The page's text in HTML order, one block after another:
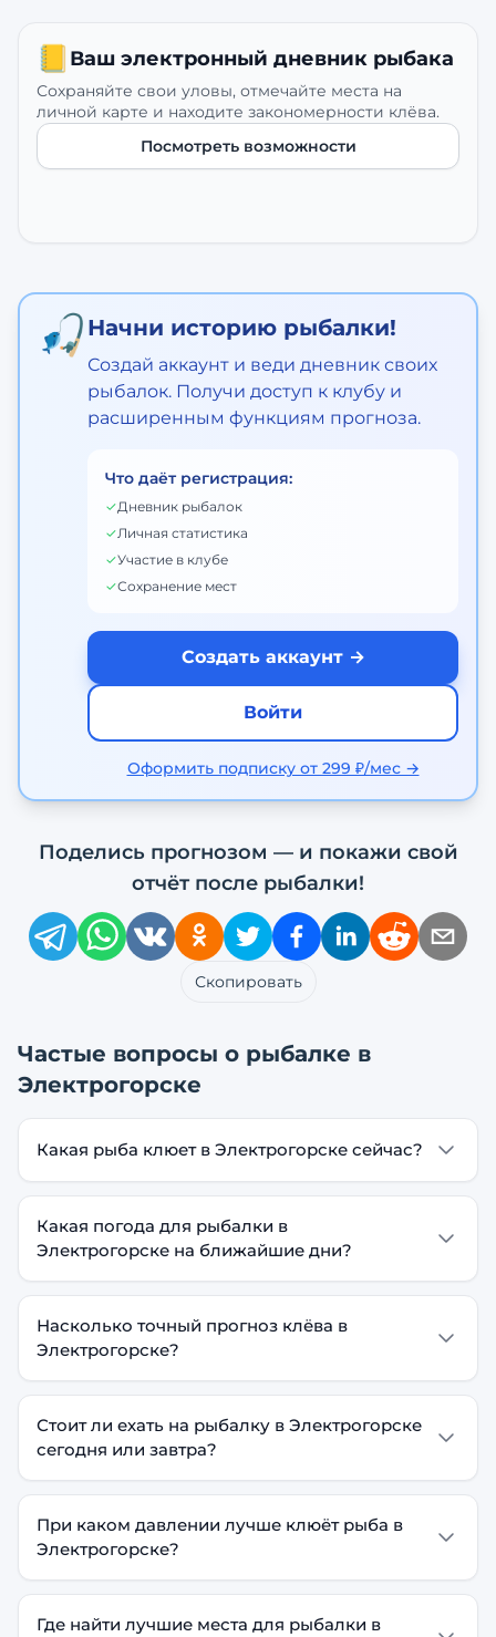
📒 Ваш электронный дневник рыбака
Сохраняйте свои уловы, отмечайте места на
личной карте и находите закономерности клёва.
Посмотреть возможности
🎣 Начни историю рыбалки!
Создай аккаунт и веди дневник своих
рыбалок. Получи доступ к клубу и
расширенным функциям прогноза.
Что даёт регистрация:
✓Дневник рыбалок
✓Личная статистика
✓Участие в клубе
✓Сохранение мест
Создать аккаунт →
Войти
Оформить подписку от 299 ₽/мес →
Поделись прогнозом — и покажи свой
отчёт после рыбалки!
Скопировать
Частые вопросы о рыбалке в
Электрогорске
Какая рыба клюет в Электрогорске сейчас?
Какая погода для рыбалки в
Электрогорске на ближайшие дни?
Насколько точный прогноз клёва в
Электрогорске?
Стоит ли ехать на рыбалку в Электрогорске
сегодня или завтра?
При каком давлении лучше клюёт рыба в
Электрогорске?
Где найти лучшие места для рыбалки в